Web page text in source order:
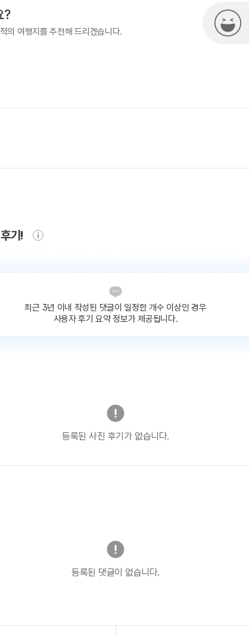
?
의 여행지를 추천해 드리겠습니다.
기!
최근 3년 이내 작성된 댓글이 일정한 개수 이상인 경우
사용자 후기 요약 정보가 제공됩니다.
등록된 사진 후기가 없습니다.
등록된 댓글이 없습니다.